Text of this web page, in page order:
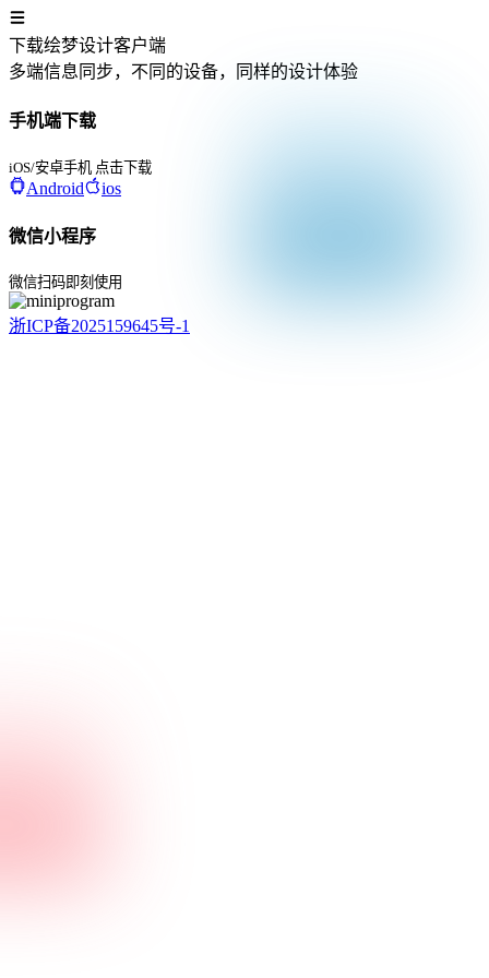
下载绘梦设计客户端
多端信息同步，不同的设备，同样的设计体验
手机端下载
iOS/安卓手机 点击下载
Android ios
微信小程序
微信扫码即刻使用
浙ICP备2025159645号-1